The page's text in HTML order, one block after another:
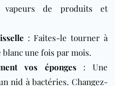
vapeurs de produits et
: Faites-le tourner à
une fois par mois.
vos éponges: Une
nid à bactéries. Changez-